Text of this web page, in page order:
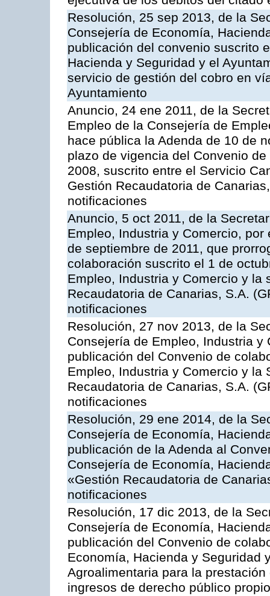
Resolución, 25 sep 2013, de la
Consejería de Economía,
publicación del convenio suscrito
Hacienda y Seguridad y el
servicio de gestión del cobro en
Ayuntamiento
Anuncio, 24 ene 2011, de la
Empleo de la Consejería de
hace pública la Adenda de 10 de
plazo de vigencia del Convenio
2008, suscrito entre el Servicio
Gestión Recaudatoria de
notificaciones
Anuncio, 5 oct 2011, de la
Empleo, Industria y Comercio,
de septiembre de 2011, que
colaboración suscrito el 1 de
Empleo, Industria y Comercio y la
Recaudatoria de Canarias, S.A.
notificaciones
Resolución, 27 nov 2013, de la
Consejería de Empleo, Industria
publicación del Convenio de
Empleo, Industria y Comercio y la
Recaudatoria de Canarias, S.A.
notificaciones
Resolución, 29 ene 2014, de la
Consejería de Economía,
publicación de la Adenda al
Consejería de Economía,
«Gestión Recaudatoria de
notificaciones
Resolución, 17 dic 2013, de la
Consejería de Economía,
publicación del Convenio de
Economía, Hacienda y Seguridad
Agroalimentaria para la
ingresos de derecho público